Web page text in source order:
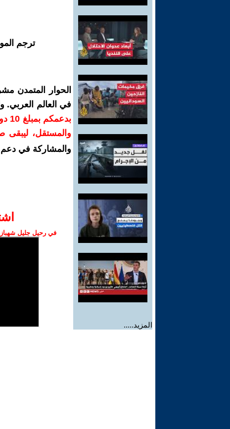
المزيد.....
ترجم
الحوار المتمدن
في العالم
والمستقل، ليبقى
والمشاركة في
في رحيل جليل